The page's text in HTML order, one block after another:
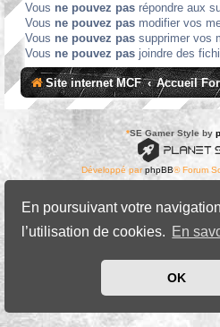
En poursuivant votre
l’utilisation de cookies. En
OK
Vous ne pouvez pas répondre aux
Vous ne pouvez pas modifier vos
Vous ne pouvez pas supprimer vos
Vous ne pouvez pas joindre des
Site internet MCF Accueil
*SE Gamer Style by
Développé parphpBB® Forum
Confidentialité|